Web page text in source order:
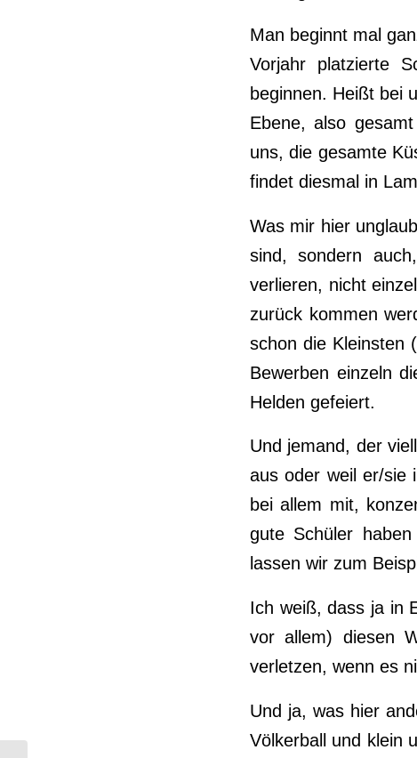
Man beginnt mal
Vorjahr platzierte
beginnen. Heißt bei
Ebene, also
uns, die gesamte
findet diesmal in
Was mir hier
sind, sondern
verlieren, nicht
zurück kommen
schon die Kleinsten
Bewerben einzeln
Helden gefeiert.
Und jemand, der
aus oder weil er/sie
bei allem mit,
gute Schüler
lassen wir zum
Ich weiß, dass ja in
vor allem) diesen
verletzen, wenn es
Und ja, was hier
Völkerball und klein